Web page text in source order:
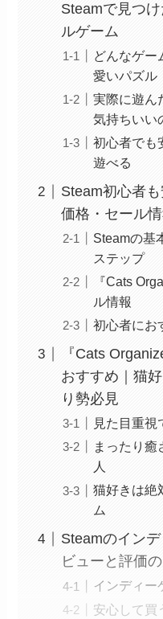
Steamで見つ
ルゲーム
どんなゲー
愛いパズル
実際に遊ん
気持ちいい
初心者でも
遊べる
Steam初心者
価格・セール
Steamの基
ステップ
『Cats
ル情報
初心者にお
『Cats
おすすめ｜猫
り勢必見
見た目重視
まったり癒
人
猫好きは絶
ム
Steamのイン
ビューと評価
インディー
安心して買